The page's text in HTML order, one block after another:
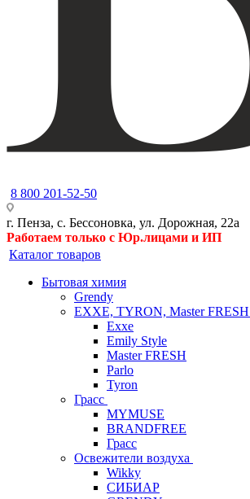
8 800 201-52-50
г. Пенза, с. Бессоновка, ул. Дорожная, 22а
Работаем только с Юр.лицами и ИП
Каталог товаров
Бытовая химия
Grendy
EXXE, TYRON, Master FRESH
Exxe
Emily Style
Master FRESH
Parlo
Tyron
Грасс
MYMUSE
BRANDFREE
Грасс
Освежители воздуха
Wikky
СИБИАР